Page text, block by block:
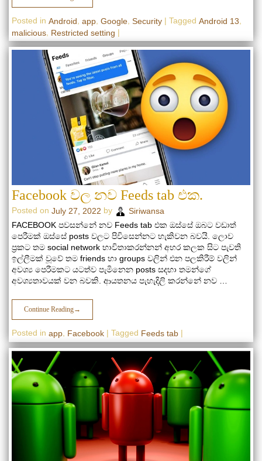
Posted in Android app Google Security | Tagged Android 13
malicious Restricted setting |
Facebook වල නව Feeds tab එක.
Posted on July 27, 2022 by
Siriwansa
FACEBOOK පවසන්නේ නව Feeds tab එක ඔස්සේ ඔබට වඩාත්
පෙරීමක් ඔස්සේ posts වලට පිවිසෙන්නට හැකිවන බවයි. ලොව
ප්‍රකට තම social network භාවිතාකරන්නන් අහර කලක සිට පැවති
ඉල්ලීමක් වූවේ තම friends හා groups වලින් එන පලකිරීම් වලින්
අවශ්‍ය පෙරීමකට යටත්ව පැමිනෙන posts සදහා තමන්ගේ
අවශ්‍යතාවයක් වන බවකි. ආයතනය පැහැදිලි කරන්නේ නව …
Continue Reading→
Posted in app Facebook | Tagged Feeds tab |